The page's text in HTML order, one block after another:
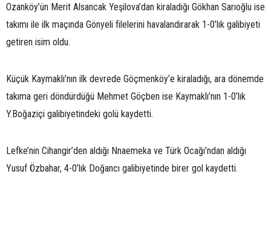
Ozanköy’ün Merit Alsancak Yeşilova’dan kiraladığı Gökhan Sarıoğlu ise
takımı ile ilk maçında Gönyeli filelerini havalandırarak 1-0’lık galibiyeti
getiren isim oldu.
Küçük Kaymaklı’nın ilk devrede Göçmenköy’e kiraladığı, ara dönemde
takıma geri döndürdüğü Mehmet Göçben ise Kaymaklı’nın 1-0’lık
Y.Boğaziçi galibiyetindeki golü kaydetti.
Lefke’nin Cihangir’den aldığı Nnaemeka ve Türk Ocağı’ndan aldığı
Yusuf Özbahar, 4-0’lık Doğancı galibiyetinde birer gol kaydetti.